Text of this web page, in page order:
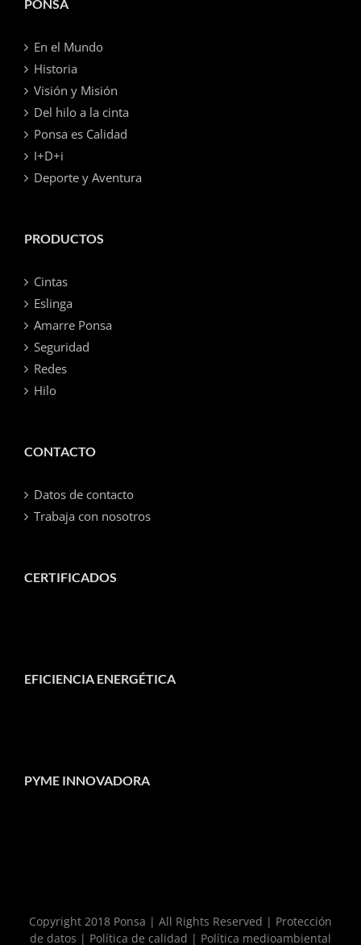
PONSA
En el Mundo
Historia
Visión y Misión
Del hilo a la cinta
Ponsa es Calidad
I+D+i
Deporte y Aventura
PRODUCTOS
Cintas
Eslinga
Amarre Ponsa
Seguridad
Redes
Hilo
CONTACTO
Datos de contacto
Trabaja con nosotros
CERTIFICADOS
EFICIENCIA ENERGÉTICA
PYME INNOVADORA
Copyright 2018 Ponsa | All Rights Reserved | Protección
de datos | Política de calidad | Política medioambiental